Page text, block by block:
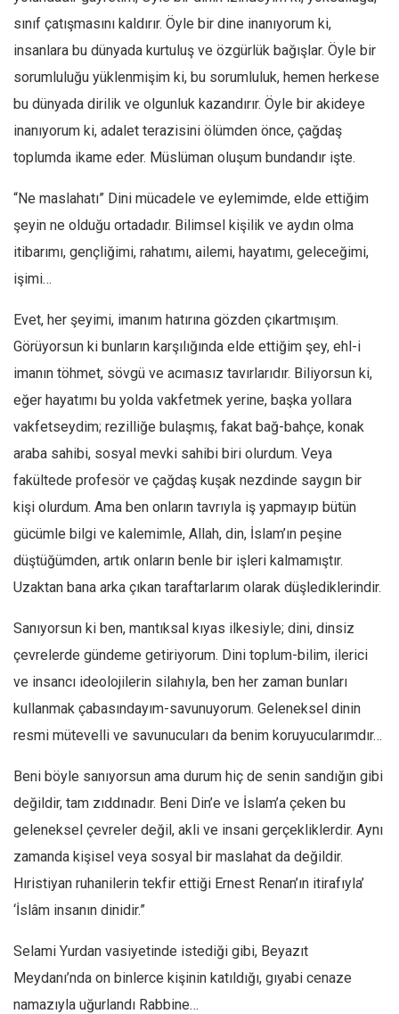
Siyaset
Dünya
Avrupa
Asya
Afrika
İslam Dünyası
Amerika
Avustralya
Tarih
Dosyalar
sınıf çatışmasını kaldırır. Öyle bir dine inanıyorum ki,
insanlara bu dünyada kurtuluş ve özgürlük bağışlar. Öyle bir
sorumluluğu yüklenmişim ki, bu sorumluluk, hemen herkese
bu dünyada dirilik ve olgunluk kazandırır. Öyle bir akideye
inanıyorum ki, adalet terazisini ölümden önce, çağdaş
toplumda ikame eder. Müslüman oluşum bundandır işte.
“Ne maslahatı” Dini mücadele ve eylemimde, elde ettiğim
şeyin ne olduğu ortadadır. Bilimsel kişilik ve aydın olma
itibarımı, gençliğimi, rahatımı, ailemi, hayatımı, geleceğimi,
işimi…
Evet, her şeyimi, imanım hatırına gözden çıkartmışım.
Görüyorsun ki bunların karşılığında elde ettiğim şey, ehl-i
imanın töhmet, sövgü ve acımasız tavırlarıdır. Biliyorsun ki,
eğer hayatımı bu yolda vakfetmek yerine, başka yollara
vakfetseydim; rezilliğe bulaşmış, fakat bağ-bahçe, konak
araba sahibi, sosyal mevki sahibi biri olurdum. Veya
fakültede profesör ve çağdaş kuşak nezdinde saygın bir
kişi olurdum. Ama ben onların tavrıyla iş yapmayıp bütün
gücümle bilgi ve kalemimle, Allah, din, İslam’ın peşine
düştüğümden, artık onların benle bir işleri kalmamıştır.
Uzaktan bana arka çıkan taraftarlarım olarak düşlediklerindir.
Sanıyorsun ki ben, mantıksal kıyas ilkesiyle; dini, dinsiz
çevrelerde gündeme getiriyorum. Dini toplum-bilim, ilerici
ve insancı ideolojilerin silahıyla, ben her zaman bunları
kullanmak çabasındayım-savunuyorum. Geleneksel dinin
resmi mütevelli ve savunucuları da benim koruyucularımdır…
Beni böyle sanıyorsun ama durum hiç de senin sandığın gibi
değildir, tam zıddınadır. Beni Din’e ve İslam’a çeken bu
geleneksel çevreler değil, akli ve insani gerçekliklerdir. Aynı
zamanda kişisel veya sosyal bir maslahat da değildir.
Hıristiyan ruhanilerin tekfir ettiği Ernest Renan’ın itirafıyla’
‘İslâm insanın dinidir.”
Selami Yurdan vasiyetinde istediği gibi, Beyazıt
Meydanı’nda on binlerce kişinin katıldığı, gıyabi cenaze
namazıyla uğurlandı Rabbine…